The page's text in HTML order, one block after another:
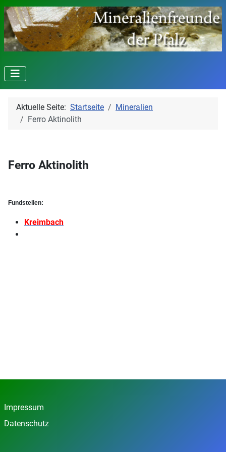
Aktuelle Seite: Startseite
Mineralien
Ferro Aktinolith
Ferro Aktinolith
Fundstellen:
Kreimbach
Impressum
Datenschutz